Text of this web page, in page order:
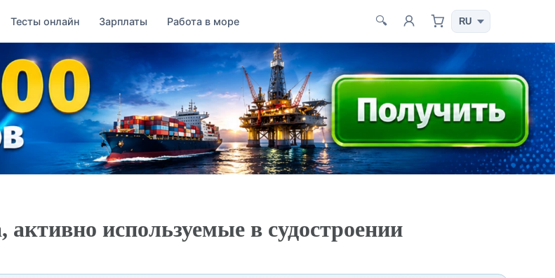
Тесты онлайн Зарплаты Работа в море 🔍
используемые в судостроении